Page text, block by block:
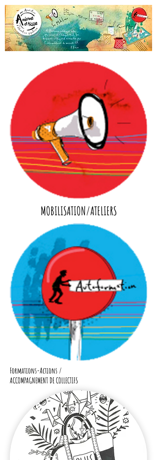
MOBILISATION/ATELIERS
Formations-Actions /
ACCOMPAGNEMENT DE COLLECTIFS